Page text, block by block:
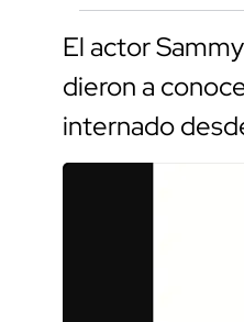
El actor
dieron a
internado